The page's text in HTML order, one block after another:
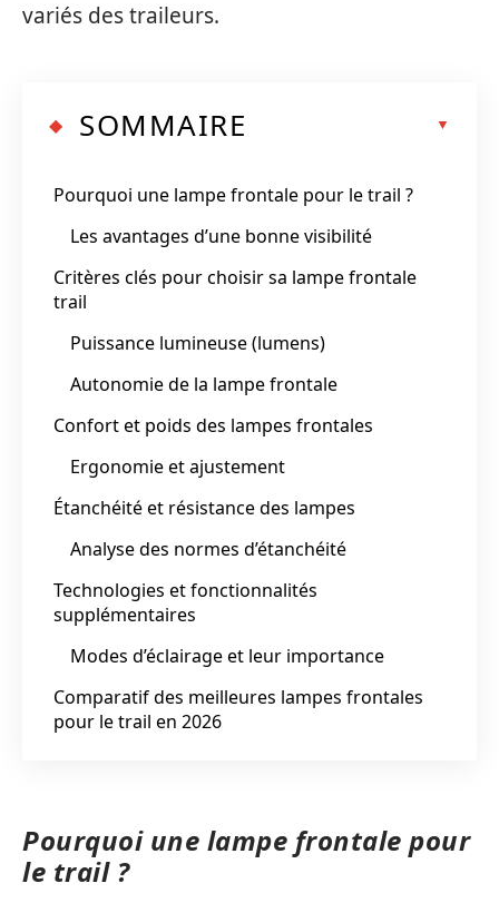
variés des traileurs.
SOMMAIRE
Pourquoi une lampe frontale pour le trail ?
Les avantages d’une bonne visibilité
Critères clés pour choisir sa lampe frontale
trail
Puissance lumineuse (lumens)
Autonomie de la lampe frontale
Confort et poids des lampes frontales
Ergonomie et ajustement
Étanchéité et résistance des lampes
Analyse des normes d’étanchéité
Technologies et fonctionnalités
supplémentaires
Modes d’éclairage et leur importance
Comparatif des meilleures lampes frontales
pour le trail en 2026
Pourquoi une lampe frontale pour
le trail ?